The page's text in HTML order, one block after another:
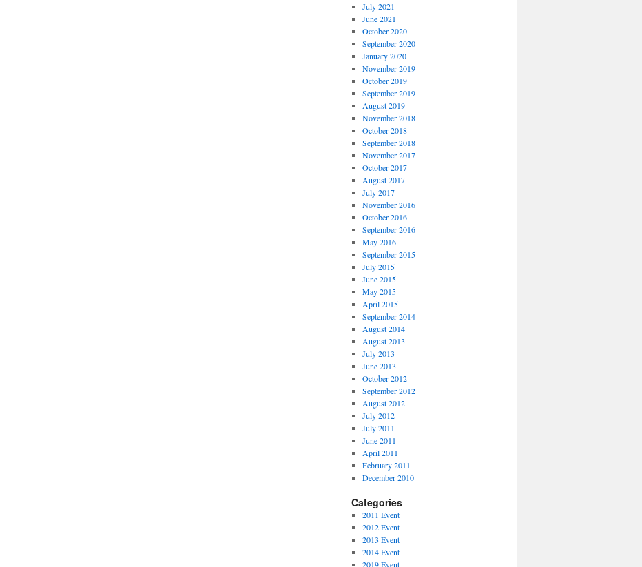
July 2021
June 2021
October 2020
September 2020
January 2020
November 2019
October 2019
September 2019
August 2019
November 2018
October 2018
September 2018
November 2017
October 2017
August 2017
July 2017
November 2016
October 2016
September 2016
May 2016
September 2015
July 2015
June 2015
May 2015
April 2015
September 2014
August 2014
August 2013
July 2013
June 2013
October 2012
September 2012
August 2012
July 2012
July 2011
June 2011
April 2011
February 2011
December 2010
Categories
2011 Event
2012 Event
2013 Event
2014 Event
2019 Event